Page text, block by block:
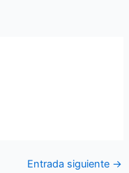
Entrada siguiente →